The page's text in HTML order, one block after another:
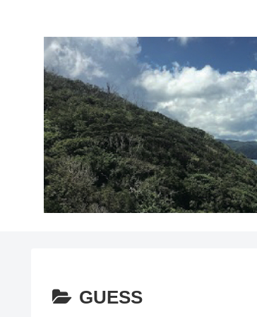
GUESS